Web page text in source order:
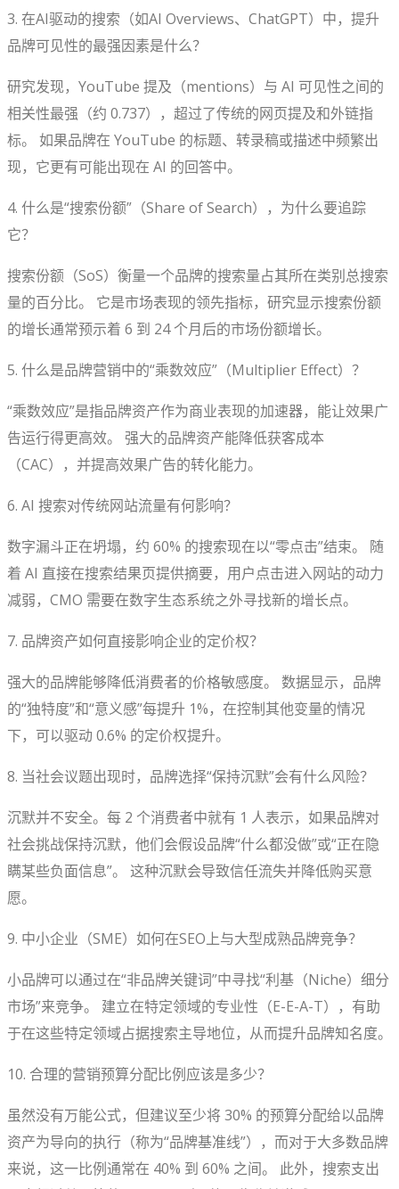
3. 在AI驱动的搜索（如AI Overviews、ChatGPT）中，提升
品牌可见性的最强因素是什么？
研究发现，YouTube 提及（mentions）与 AI 可见性之间的
相关性最强（约 0.737），超过了传统的网页提及和外链指
标。 如果品牌在 YouTube 的标题、转录稿或描述中频繁出
现，它更有可能出现在 AI 的回答中。
4. 什么是“搜索份额”（Share of Search），为什么要追踪
它？
搜索份额（SoS）衡量一个品牌的搜索量占其所在类别总搜索
量的百分比。 它是市场表现的领先指标，研究显示搜索份额
的增长通常预示着 6 到 24 个月后的市场份额增长。
5. 什么是品牌营销中的“乘数效应”（Multiplier Effect）？
“乘数效应”是指品牌资产作为商业表现的加速器，能让效果广
告运行得更高效。 强大的品牌资产能降低获客成本
（CAC），并提高效果广告的转化能力。
6. AI 搜索对传统网站流量有何影响？
数字漏斗正在坍塌，约 60% 的搜索现在以“零点击”结束。 随
着 AI 直接在搜索结果页提供摘要，用户点击进入网站的动力
减弱，CMO 需要在数字生态系统之外寻找新的增长点。
7. 品牌资产如何直接影响企业的定价权？
强大的品牌能够降低消费者的价格敏感度。 数据显示，品牌
的“独特度”和“意义感”每提升 1%，在控制其他变量的情况
下，可以驱动 0.6% 的定价权提升。
8. 当社会议题出现时，品牌选择“保持沉默”会有什么风险？
沉默并不安全。每 2 个消费者中就有 1 人表示，如果品牌对
社会挑战保持沉默，他们会假设品牌“什么都没做”或“正在隐
瞒某些负面信息”。 这种沉默会导致信任流失并降低购买意
愿。
9. 中小企业（SME）如何在SEO上与大型成熟品牌竞争？
小品牌可以通过在“非品牌关键词”中寻找“利基（Niche）细分
市场”来竞争。 建立在特定领域的专业性（E-E-A-T），有助
于在这些特定领域占据搜索主导地位，从而提升品牌知名度。
10. 合理的营销预算分配比例应该是多少？
虽然没有万能公式，但建议至少将 30% 的预算分配给以品牌
资产为导向的执行（称为“品牌基准线”），而对于大多数品牌
来说，这一比例通常在 40% 到 60% 之间。 此外，搜索支出